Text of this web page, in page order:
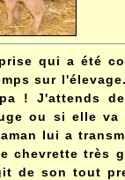
qui a été
sur
! J'attends
ou si elle
lui a
chevrette très
de son tout